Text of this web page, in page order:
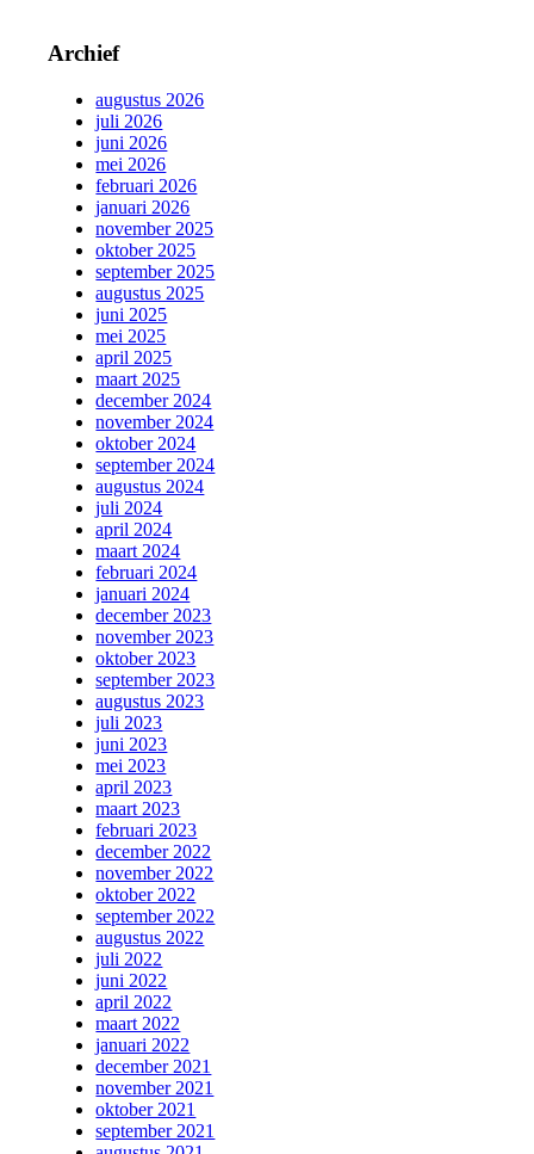
Archief
augustus 2026
juli 2026
juni 2026
mei 2026
februari 2026
januari 2026
november 2025
oktober 2025
september 2025
augustus 2025
juni 2025
mei 2025
april 2025
maart 2025
december 2024
november 2024
oktober 2024
september 2024
augustus 2024
juli 2024
april 2024
maart 2024
februari 2024
januari 2024
december 2023
november 2023
oktober 2023
september 2023
augustus 2023
juli 2023
juni 2023
mei 2023
april 2023
maart 2023
februari 2023
december 2022
november 2022
oktober 2022
september 2022
augustus 2022
juli 2022
juni 2022
april 2022
maart 2022
januari 2022
december 2021
november 2021
oktober 2021
september 2021